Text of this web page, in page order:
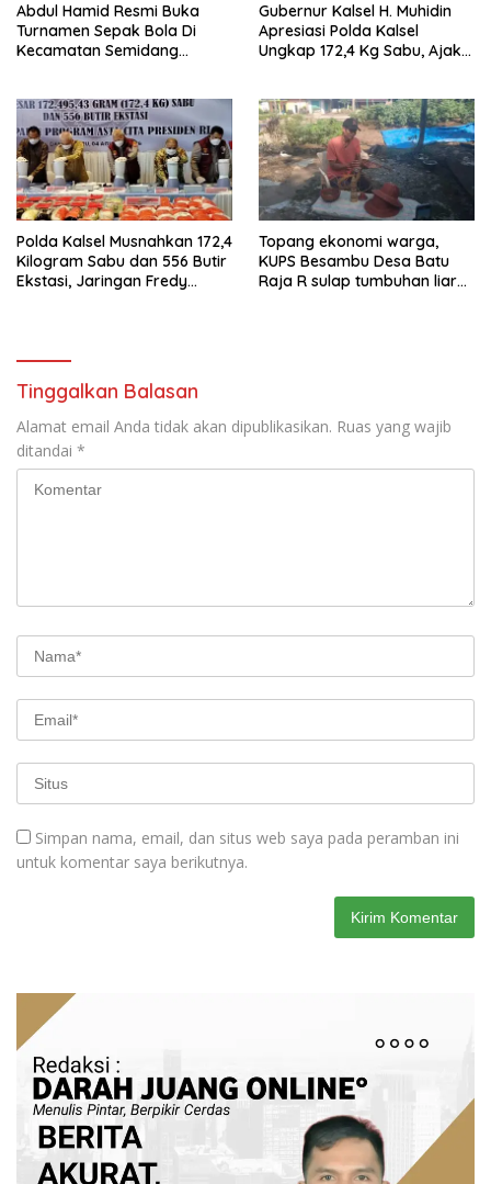
Abdul Hamid Resmi Buka
Turnamen Sepak Bola Di
Kecamatan Semidang
Tahun 2026
Gubernur Kalsel H. Muhidin
Apresiasi Polda Kalsel
Ungkap 172,4 Kg Sabu, Ajak
Polda Kalsel Musnahkan 172,4
Kilogram Sabu dan 556 Butir
Ekstasi, Jaringan Fredy
Topang ekonomi warga,
KUPS Besambu Desa Batu
Raja R sulap tumbuhan liar
Tinggalkan Balasan
Alamat email Anda tidak akan dipublikasikan. Ruas yang wajib
ditandai *
Simpan nama, email, dan situs web saya pada peramban ini
untuk komentar saya berikutnya.